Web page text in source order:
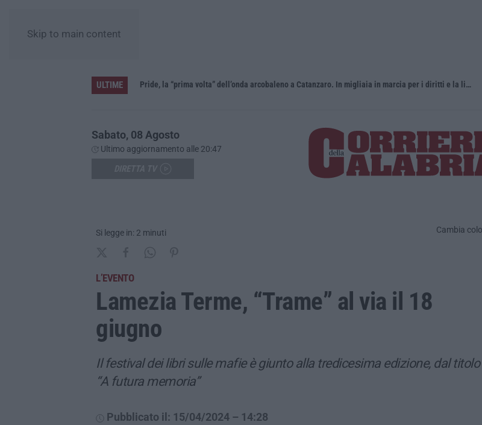
Skip to main content
ULTIME
Vinitaly and the City a Reggio: il grande abbraccio tra identità del territorio, storia e cultura – FOTO Pride, la “prima volta” dell’onda arcobaleno a Catanzaro. In migliaia in marcia per i diritti e la libertà – FOTO
Sabato, 08 Agosto
Ultimo aggiornamento alle 20:47
Si legge in: 2 minuti Cambia
L’EVENTO
Lamezia Terme, “Trame” al via il 18
giugno
Il festival dei libri sulle mafie è giunto alla tredicesima edizione, dal titolo
“A futura memoria”
Pubblicato il: 15/04/2024 – 14:28